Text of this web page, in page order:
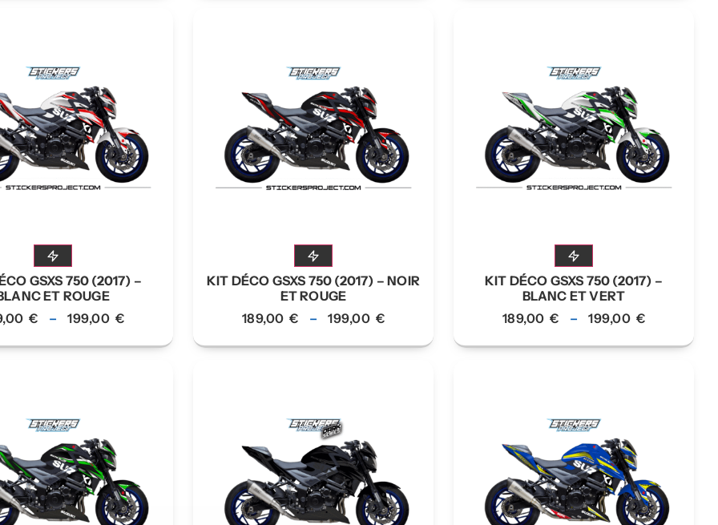
GSXS 750 (2017) –
ET ROUGE
€ – 199,00 €
KIT DÉCO GSXS 750 (2017) – NOIR
ET ROUGE
189,00€ – 199,00 €
KIT DÉCO GSXS 750 (2017) –
BLANC ET VERT
189,00€ – 199,00 €